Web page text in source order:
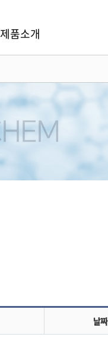
제품소개
날짜